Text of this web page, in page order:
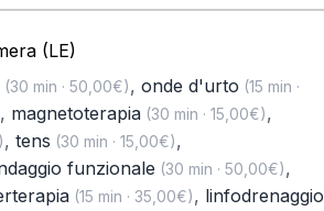
(LE)
(30 min · 50,00€), onde d'urto (15 min ·
, magnetoterapia(30 min · 15,00€),
, tens (30 min · 15,00€),
funzionale (30 min · 50,00€),
(15 min · 35,00€), linfodrenaggio